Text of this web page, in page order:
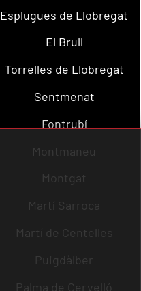
Esplugues de Llobregat
El Brull
Torrelles de Llobregat
Sentmenat
Fontrubí
Montmaneu
Montgat
Martí Sarroca
Martí de Centelles
Puigdàlber
Palma de Cervelló